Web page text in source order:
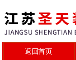
返回首页